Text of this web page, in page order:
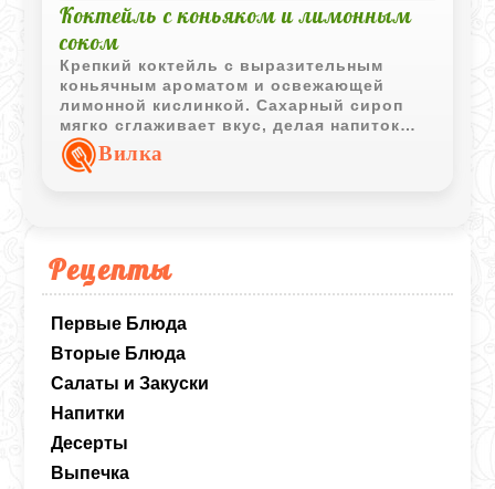
Рецепты
Первые Блюда
Вторые Блюда
Салаты и Закуски
Напитки
Десерты
Выпечка
Коктейль с коньяком и лимонным
соком
Крепкий коктейль с выразительным
коньячным ароматом и освежающей
лимонной кислинкой. Сахарный сироп
мягко сглаживает вкус, делая напиток
более гармоничным и приятным в
охлажденной подаче.
Вилка